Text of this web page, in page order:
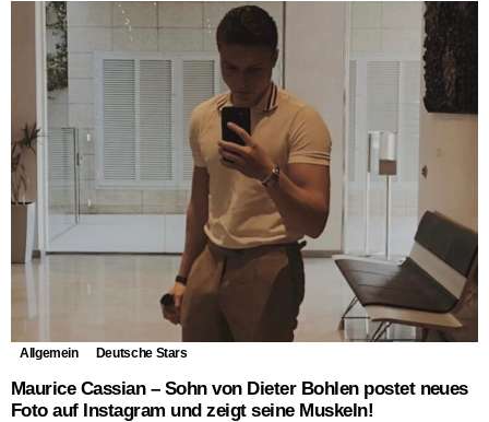
Allgemein Deutsche Stars
Maurice Cassian – Sohn von Dieter Bohlen postet neues
Foto auf Instagram und zeigt seine Muskeln!